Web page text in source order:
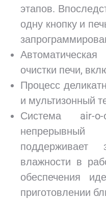
этапов.
одну кнопку и
очистки печи,
Процесс
и мультизонный
Система air-
влажности в
обеспечения
приготовлении